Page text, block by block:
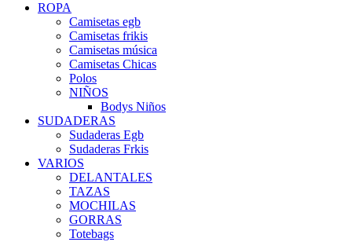
ROPA
Camisetas egb
Camisetas frikis
Camisetas música
Camisetas Chicas
Polos
NIÑOS
Bodys Niños
SUDADERAS
Sudaderas Egb
Sudaderas Frkis
VARIOS
DELANTALES
TAZAS
MOCHILAS
GORRAS
Totebags